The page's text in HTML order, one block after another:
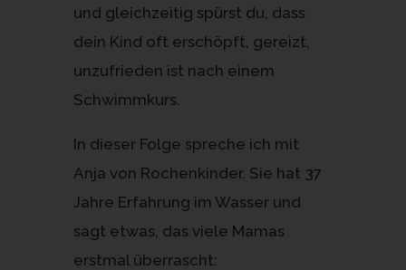
und gleichzeitig spürst du, dass
dein Kind oft erschöpft, gereizt,
unzufrieden ist nach einem
Schwimmkurs.
In dieser Folge spreche ich mit
Anja von Rochenkinder. Sie hat 37
Jahre Erfahrung im Wasser und
sagt etwas, das viele Mamas
erstmal überrascht: